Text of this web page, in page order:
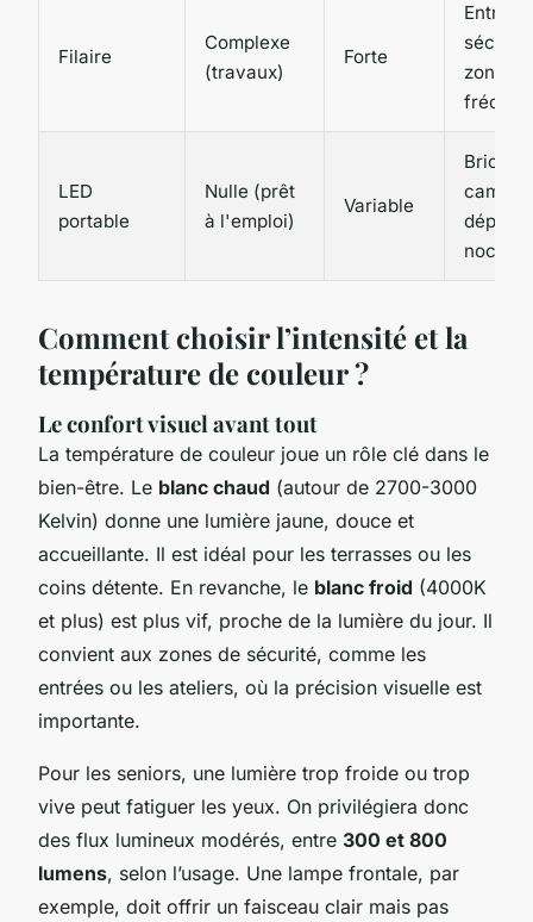
Filaire
Complexe
(travaux)
Forte
Entrée,
zones
LED
portable
Nulle (prêt
à l'emploi)
Variable
Comment choisir l’intensité et la
température de couleur ?
Le confort visuel avant tout
La température de couleur joue un rôle clé dans le
bien-être. Le blanc chaud (autour de 2700-3000
Kelvin) donne une lumière jaune, douce et
accueillante. Il est idéal pour les terrasses ou les
coins détente. En revanche, le blanc froid (4000K
et plus) est plus vif, proche de la lumière du jour. Il
convient aux zones de sécurité, comme les
entrées ou les ateliers, où la précision visuelle est
importante.
Pour les seniors, une lumière trop froide ou trop
vive peut fatiguer les yeux. On privilégiera donc
des flux lumineux modérés, entre 300 et 800
lumens, selon l’usage. Une lampe frontale, par
exemple, doit offrir un faisceau clair mais pas